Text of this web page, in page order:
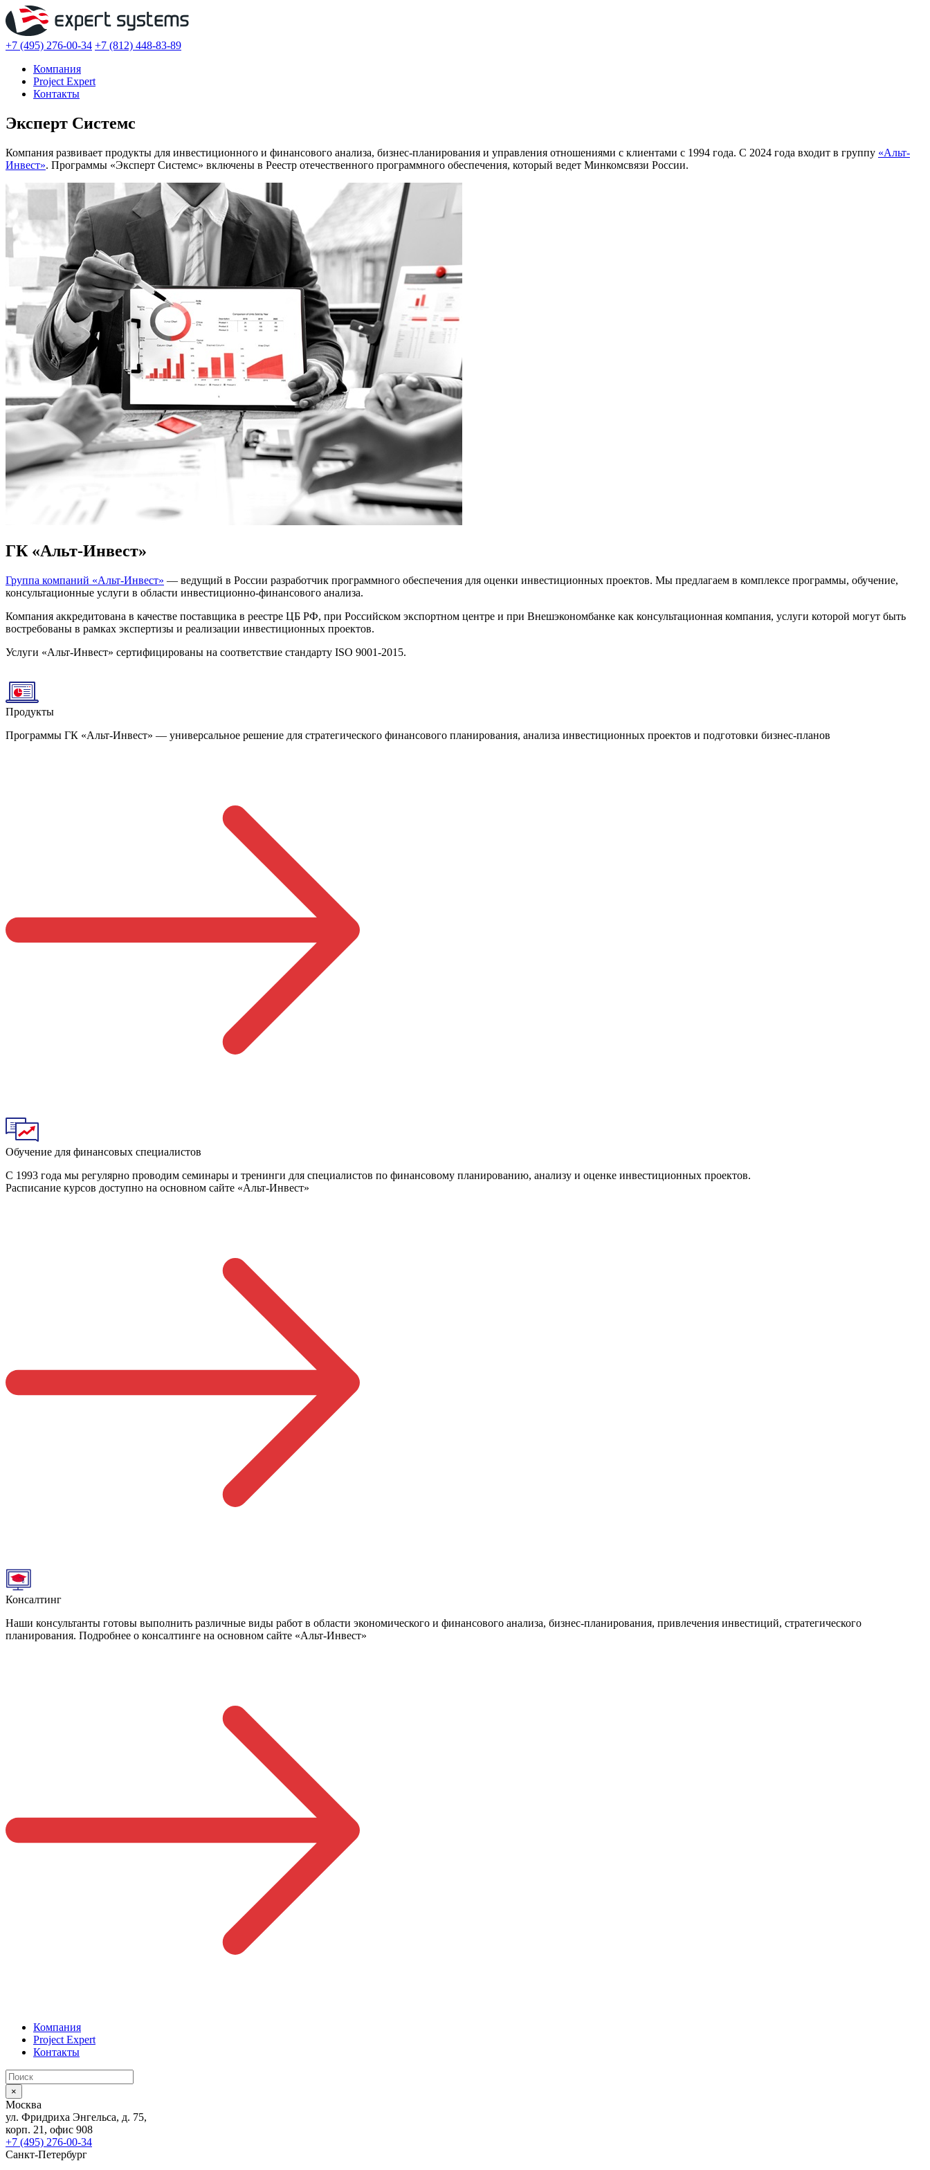
+7 (495) 276-00-34 +7 (812) 448-83-89
Компания
Project Expert
Контакты
Эксперт Системс
Компания развивает продукты для инвестиционного и финансового анализа, бизнес-планирования и управления отношениями с клиентами с 1994 года. С 2024 года входит в группу «Альт-
Инвест». Программы «Эксперт Системс» включены в Реестр отечественного программного обеспечения, который ведет Минкомсвязи России.
ГК «Альт-Инвест»
Группа компаний «Альт-Инвест» — ведущий в России разработчик программного обеспечения для оценки инвестиционных проектов. Мы предлагаем в комплексе программы, обучение,
консультационные услуги в области инвестиционно-финансового анализа.
Компания аккредитована в качестве поставщика в реестре ЦБ РФ, при Российском экспортном центре и при Внешэкономбанке как консультационная компания, услуги которой могут быть
востребованы в рамках экспертизы и реализации инвестиционных проектов.
Услуги «Альт-Инвест» сертифицированы на соответствие стандарту ISO 9001-2015.
Продукты
Программы ГК «Альт-Инвест» — универсальное решение для стратегического финансового планирования, анализа инвестиционных проектов и подготовки бизнес-планов
Обучение для финансовых специалистов
С 1993 года мы регулярно проводим семинары и тренинги для специалистов по финансовому планированию, анализу и оценке инвестиционных проектов.
Расписание курсов доступно на основном сайте «Альт-Инвест»
Консалтинг
Наши консультанты готовы выполнить различные виды работ в области экономического и финансового анализа, бизнес-планирования, привлечения инвестиций, стратегического
планирования. Подробнее о консалтинге на основном сайте «Альт-Инвест»
Компания
Project Expert
Контакты
×
Москва
ул. Фридриха Энгельса, д. 75,
корп. 21, офис 908
+7 (495) 276-00-34
Санкт-Петербург